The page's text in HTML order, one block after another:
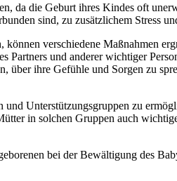
da die Geburt ihres Kindes oft
sind, zu zusätzlichem Stress
verschiedene Maßnahmen
Partners und anderer wichtiger
ihre Gefühle und Sorgen zu
Unterstützungsgruppen zu
in solchen Gruppen auch
bei der Bewältigung des